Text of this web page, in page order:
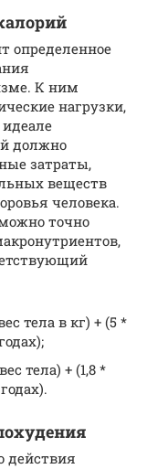
определенное
К ним
нагрузки,
должно
затраты,
веществ
человека.
точно
тела в кг) + (5 *
тела) + (1,8 *
действия